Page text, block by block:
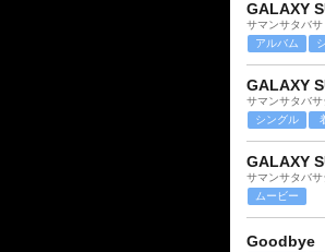
GALAXY
サマンサタバ
アルバム
GALAXY
サマンサタバ
シングル
GALAXY
サマンサタバ
ムービー
Goodbye